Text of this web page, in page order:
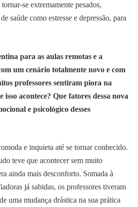
se extremamente pesados,
saúde como estresse e depressão, para
para as aulas remotas e a
um cenário totalmente novo e com
professores sentiram piora na
isso acontece? Que fatores dessa nova
e psicológico desses
e inquieta até se tornar conhecido.
teve que acontecer sem muito
ainda mais desconforto. Somada à
já sabidas, os professores tiveram
uma mudança drástica na sua prática